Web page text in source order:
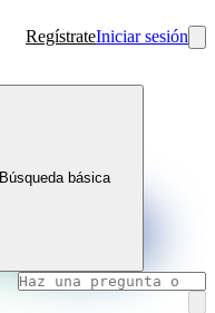
RegístrateIniciar sesión
Búsqueda básica